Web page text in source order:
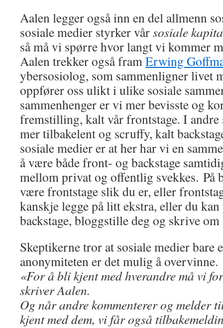
Aalen legger også inn en del allmenn
sosiale medier styrker vårsosiale
så må vi spørre hvor langt vi kommer
Aalen trekker også framErwing
ybersosiolog, som sammenligner livet
oppfører oss ulikt i ulike sosiale
sammenhenger er vi mer bevisste og
fremstilling, kalt vår frontstage. I
mer tilbakelent og scruffy, kalt
sosiale medier er at her har vi en
å være både front- og backstage
mellom privat og offentlig svekkes. På
være frontstage slik du er, eller
kanskje legge på litt ekstra, eller du
backstage, bloggstille deg og skrive
Skeptikerne tror at sosiale medier bare
anonymiteten er det mulig å overvinne.
«For å bli kjent med hverandre må vi
skriver Aalen.
Og når andre kommenterer og melder
kjent med dem, vi får også